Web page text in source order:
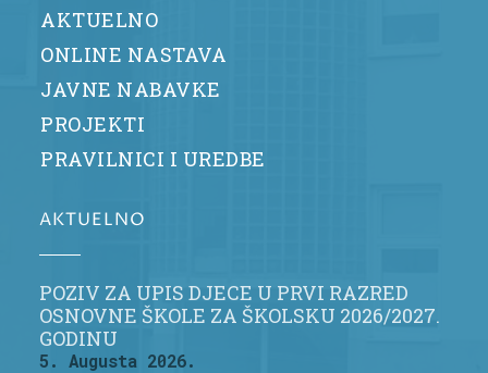
AKTUELNO
ONLINE NASTAVA
JAVNE NABAVKE
PROJEKTI
PRAVILNICI I UREDBE
AKTUELNO
POZIV ZA UPIS DJECE U PRVI RAZRED
OSNOVNE ŠKOLE ZA ŠKOLSKU 2026/2027.
GODINU
5. Augusta 2026.